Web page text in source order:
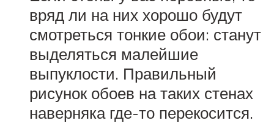
вряд ли на них хорошо будут
смотреться тонкие обои: станут
выделяться малейшие
выпуклости. Правильный
рисунок обоев на таких стенах
наверняка где-то перекосится.